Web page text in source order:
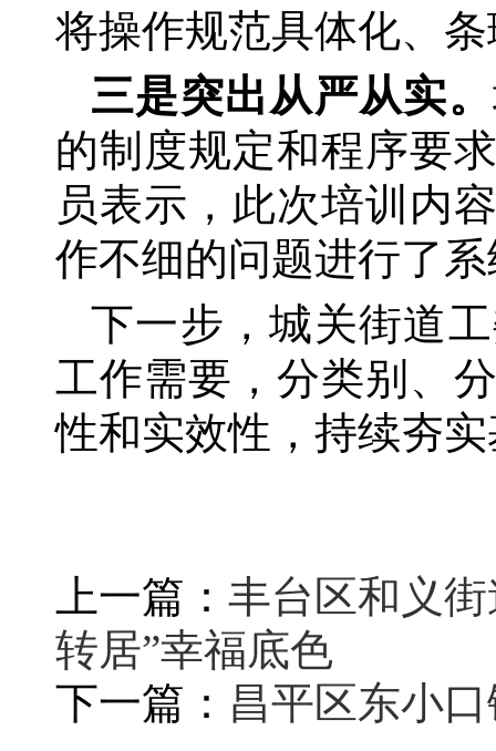
将操作规范具体化、
三是突出从严从实。
的制度规定和程序要
员表示，此次培训内
作不细的问题进行了
下一步，城关街道
工作需要，分类别、
性和实效性，持续夯
上一篇： 丰台区和义
转居”幸福底色
下一篇： 昌平区东小